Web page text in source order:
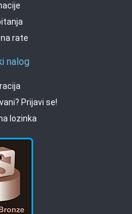
rate
nalog
Prijavi se!
lozinka